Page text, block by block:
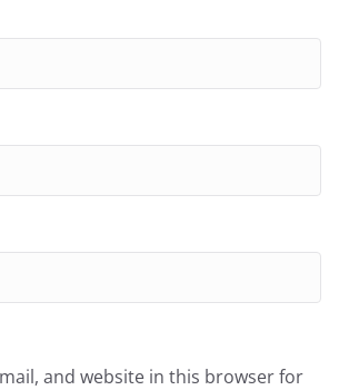
and website in this browser for